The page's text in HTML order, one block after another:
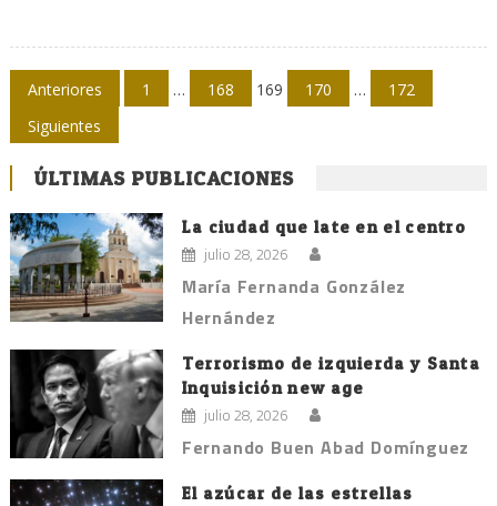
Navegación
de
entradas
Anteriores 1 … 168 169 170 …
172
Siguientes
ÚLTIMAS PUBLICACIONES
La ciudad que late en el centro
julio 28, 2026
María Fernanda González
Hernández
Terrorismo de izquierda y Santa
Inquisición new age
julio 28, 2026
Fernando Buen Abad Domínguez
El azúcar de las estrellas